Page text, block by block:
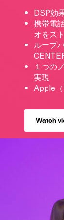
DSP効
携帯電
オをス
ループ
１つの
実現
Apple
Watch